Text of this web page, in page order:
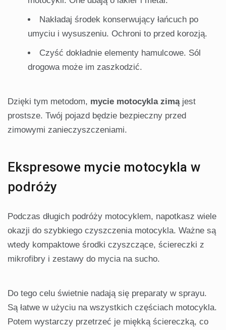
Nakładaj środek konserwujący łańcuch po
umyciu i wysuszeniu. Ochroni to przed korozją.
Czyść dokładnie elementy hamulcowe. Sól
drogowa może im zaszkodzić.
Dzięki tym metodom, mycie motocykla zimąjest
prostsze. Twój pojazd będzie bezpieczny przed
zimowymi zanieczyszczeniami.
Ekspresowe mycie motocykla w
podróży
Podczas długich podróży motocyklem, napotkasz wiele
okazji do szybkiego czyszczenia motocykla. Ważne są
wtedy kompaktowe środki czyszczące, ściereczki z
mikrofibry i zestawy do mycia na sucho.
Do tego celu świetnie nadają się preparaty w sprayu.
Są łatwe w użyciu na wszystkich częściach motocykla.
Potem wystarczy przetrzeć je miękką ściereczką, co